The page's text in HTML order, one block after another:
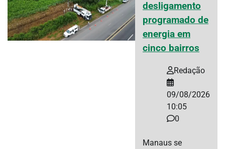
desligamento
programado de
energia em
cinco bairros
Redação
09/08/2026
10:05
0
Manaus se